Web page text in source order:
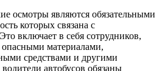
осмотры являются обязательными
которых связана с
включает в себя сотрудников,
материалами,
средствами и другими
автобусов обязаны